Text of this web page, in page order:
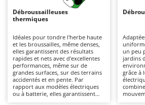
Aspirateurs Multifonctions
Atomiseurs agricoles pour
Atomiseurs pour traitements
Autolaveuses
Autres produits
B
Balayeuses
Alpina
Ama
Ambrogio Robot
Annovi Reverberi
ANTHBOT
Archman
Débroussailleuses
thermiques
Idéales pour tondre l'herbe haute
et les broussailles, même denses,
elles garantissent des résultats
rapides et nets avec d'excellentes
performances, même sur de
grandes surfaces, sur des terrains
accidentés et en pente. Par
rapport aux modèles électriques
ou à batterie, elles garantissent
un peu
jardins
grâce à